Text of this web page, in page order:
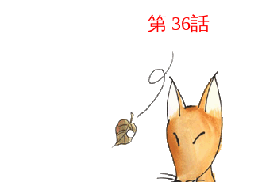
第 36話